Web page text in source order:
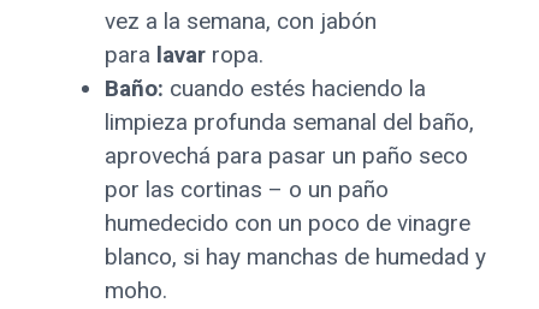
vez a la semana, con jabón
para lavar ropa.
Baño: cuando estés haciendo la
limpieza profunda semanal del baño,
aprovechá para pasar un paño seco
por las cortinas – o un paño
humedecido con un poco de vinagre
blanco, si hay manchas de humedad y
moho.